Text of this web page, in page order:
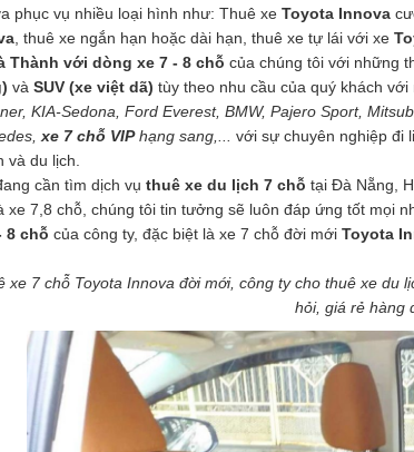
phục vụ nhiều loại hình như: Thuê xe Toyota Innova
, thuê xe ngắn hạn hoặc dài hạn, thuê xe tự lái với xe
Thành với dòng xe 7 - 8 chỗ của chúng tôi với những
và SUV (xe việt dã) tùy theo nhu cầu của quý khách
KIA-Sedona, Ford Everest, BMW, Pajero Sport,
xe 7 chỗ VIPhạng sang,...
với sự chuyên nghiệp đi
và du lịch.
cần tìm dịch vụ thuê xe du lịch 7 chỗ tại Đà Nẵng,
xe 7,8 chỗ, chúng tôi tin tưởng sẽ luôn đáp ứng tốt mọi
8 chỗ của công ty, đặc biệt là xe 7 chỗ đời mới Toyota
xe 7 chỗ Toyota Innova đời mới, công ty cho thuê xe
hỏi, giá rẻ hàng